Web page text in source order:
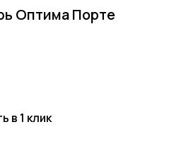
Оптима Порте
в 1 клик